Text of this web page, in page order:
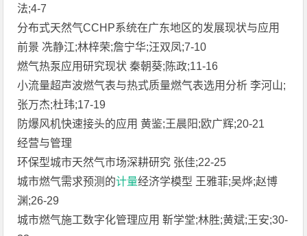
法;4-7
分布式天然气CCHP系统在广东地区的发展现状与应用
前景 冼静江;林梓荣;詹宁华;汪双凤;7-10
燃气热泵应用研究现状 秦朝葵;陈政;11-16
小流量超声波燃气表与热式质量燃气表选用分析 李河山;
张万杰;杜玮;17-19
防爆风机快速接头的应用 黄鉴;王晨阳;欧广辉;20-21
经营与管理
环保型城市天然气市场深耕研究 张佳;22-25
城市燃气需求预测的计量经济学模型 王雅菲;吴烨;赵博
渊;26-29
城市燃气施工数字化管理应用 靳学堂;林胜;黄斌;王安;30-